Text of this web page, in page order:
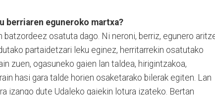
berriaren eguneroko martxa?
osatuta dago. Ni neroni, berriz, egunero
partaidetzari leku eginez, herritarrekin osatutako
zuen, ogasuneko gaien lan taldea, hirigintzakoa,
hasi gara talde horien osaketarako bilerak egiten. Lan
izango dute Udaleko gaiekin lotura izateko. Bertan